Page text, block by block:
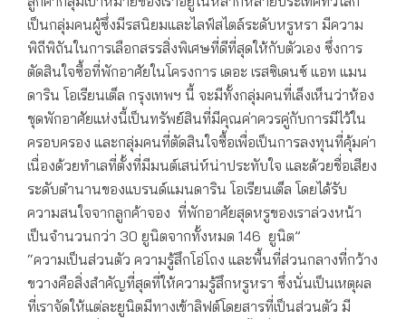
เป็นกลุ่มคนผู้ซึ่งมีรสนิยมและไลฟ์สไตล์ระดับหรูหรา มีความ
พิถีพิถันในการเลือกสรรสิ่งพิเศษที่ดีที่สุดให้กับตัวเอง ซึ่งการ
ตัดสินใจซื้อที่พักอาศัยในโครงการ เดอะ เรสซิเดนซ์ แอท แมน
ดาริน โอเรียนเต็ล กรุงเทพฯ นี้ จะมีทั้งกลุ่มคนที่เล็งเห็นว่าห้อง
ชุดพักอาศัยแห่งนี้เป็นทรัพย์สินที่มีคุณค่าควรคู่กับการมีไว้ใน
ครอบครอง และกลุ่มคนที่ตัดสินใจซื้อเพื่อเป็นการลงทุนที่คุ้มค่า
เนื่องด้วยทำเลที่ตั้งที่มีมนต์เสน่ห์น่าประทับใจ และด้วยชื่อเสียง
ระดับตำนานของแบรนด์แมนดาริน โอเรียนเต็ล โดยได้รับ
ความสนใจจากลูกค้าจอง ที่พักอาศัยสุดหรูของเราล่วงหน้า
เป็นจำนวนกว่า 30 ยูนิตจากทั้งหมด 146 ยูนิต”
“ความเป็นส่วนตัว ความรู้สึกโอ่โถง และพื้นที่ส่วนกลางที่กว้าง
ขวางคือสิ่งสำคัญที่สุดที่ให้ความรู้สึกหรูหรา ซึ่งนั่นเป็นเหตุผล
ที่เราจัดให้แต่ละยูนิตมีทางเข้าลิฟต์โดยสารที่เป็นส่วนตัว มี